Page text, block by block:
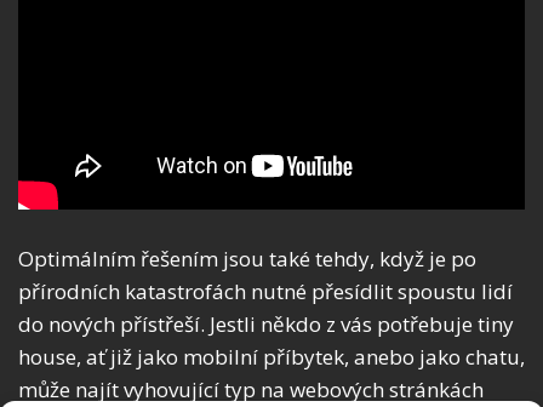
Optimálním řešením jsou také tehdy, když je po
přírodních katastrofách nutné přesídlit spoustu lidí
do nových přístřeší. Jestli někdo z vás potřebuje tiny
house, ať již jako mobilní příbytek, anebo jako chatu,
může najít vyhovující typ na webových stránkách